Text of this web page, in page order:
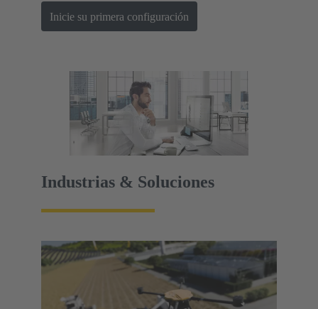
Inicie su primera configuración
Industrias & Soluciones